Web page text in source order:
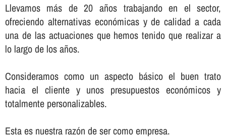
Llevamos más de 20 años trabajando en el sector,
ofreciendo alternativas económicas y de calidad a cada
una de las actuaciones que hemos tenido que realizar a
lo largo de los años.
Consideramos como un aspecto básico el buen trato
hacia el cliente y unos presupuestos económicos y
totalmente personalizables.
Esta es nuestra razón de ser como empresa.